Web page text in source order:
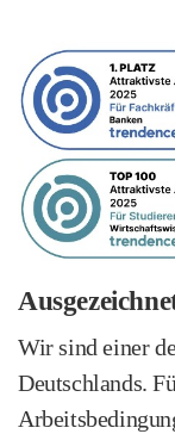
Wir sind einer
Deutschlands.